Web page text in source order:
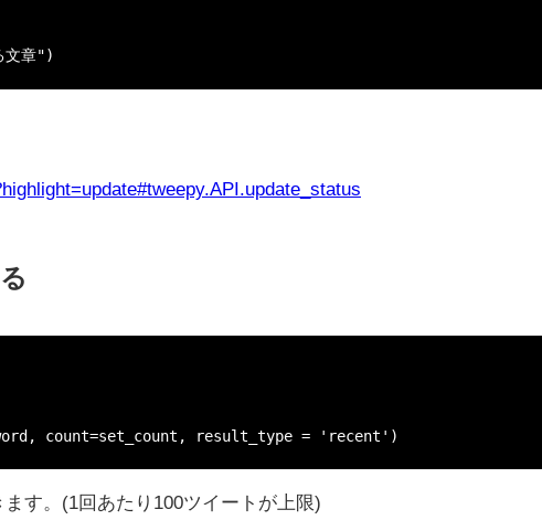
章")
count=set_count, result_type = 'recent')
す。(1回あたり100ツイートが上限)